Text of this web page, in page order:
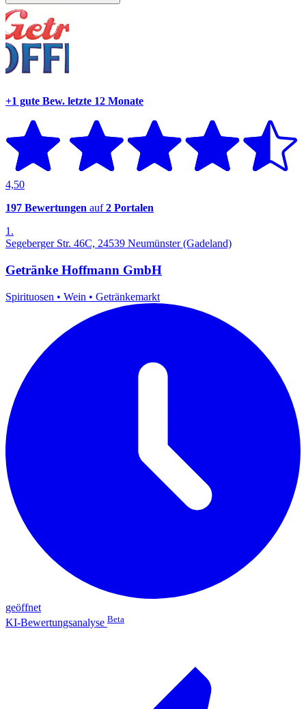
+1 gute Bew. letzte 12 Monate
4,50
197 Bewertungen auf2 Portalen
1.
Segeberger Str. 46C, 24539 Neumünster (Gadeland)
Getränke Hoffmann GmbH
Spirituosen • Wein • Getränkemarkt
geöffnet
KI-Bewertungsanalyse Beta